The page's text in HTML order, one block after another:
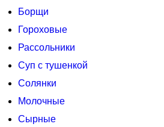
Борщи
Гороховые
Рассольники
Суп с тушенкой
Солянки
Молочные
Сырные